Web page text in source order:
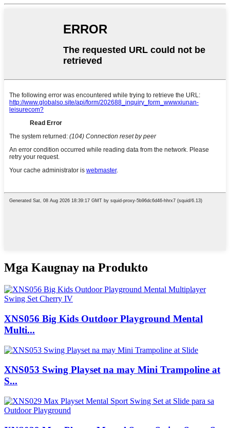
Mga Kaugnay na Produkto
XNS056 Big Kids Outdoor Playground Mental
Multi...
XNS053 Swing Playset na may Mini Trampoline at
S...